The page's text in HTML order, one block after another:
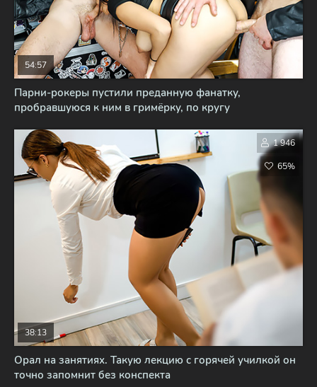
Парни-рокеры пустили преданную фанатку,
пробравшуюся к ним в гримёрку, по кругу
54:57
Орал на занятиях. Такую лекцию с горячей училкой он
точно запомнит без конспекта
38:13
1 946
65%